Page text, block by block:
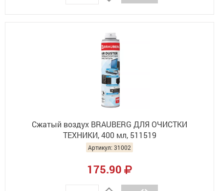
Сжатый воздух BRAUBERG ДЛЯ ОЧИСТКИ
ТЕХНИКИ, 400 мл, 511519
Артикул: 31002
175.90